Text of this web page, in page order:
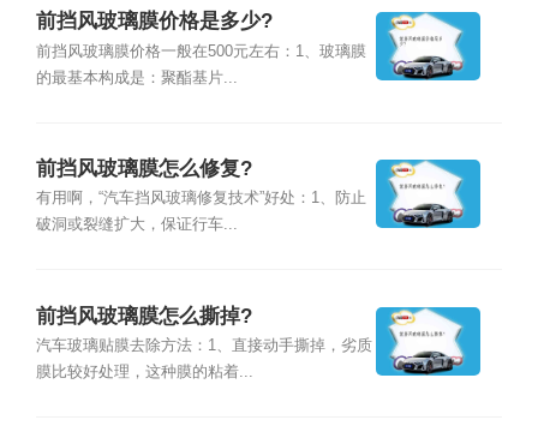
前挡风玻璃膜价格是多少?
前挡风玻璃膜价格一般在500元左右：1、玻璃膜
的最基本构成是：聚酯基片...
前挡风玻璃膜怎么修复?
有用啊，“汽车挡风玻璃修复技术”好处：1、防止
破洞或裂缝扩大，保证行车...
前挡风玻璃膜怎么撕掉?
汽车玻璃贴膜去除方法：1、直接动手撕掉，劣质
膜比较好处理，这种膜的粘着...